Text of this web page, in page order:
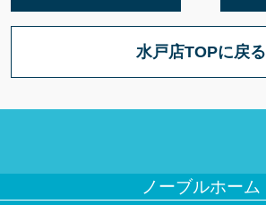
水戸店TOPに戻る
ノーブルホーム